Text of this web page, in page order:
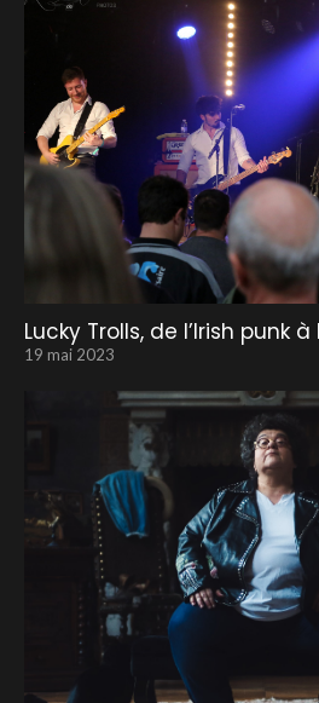
Lucky Trolls, de l’Irish punk
19 mai 2023